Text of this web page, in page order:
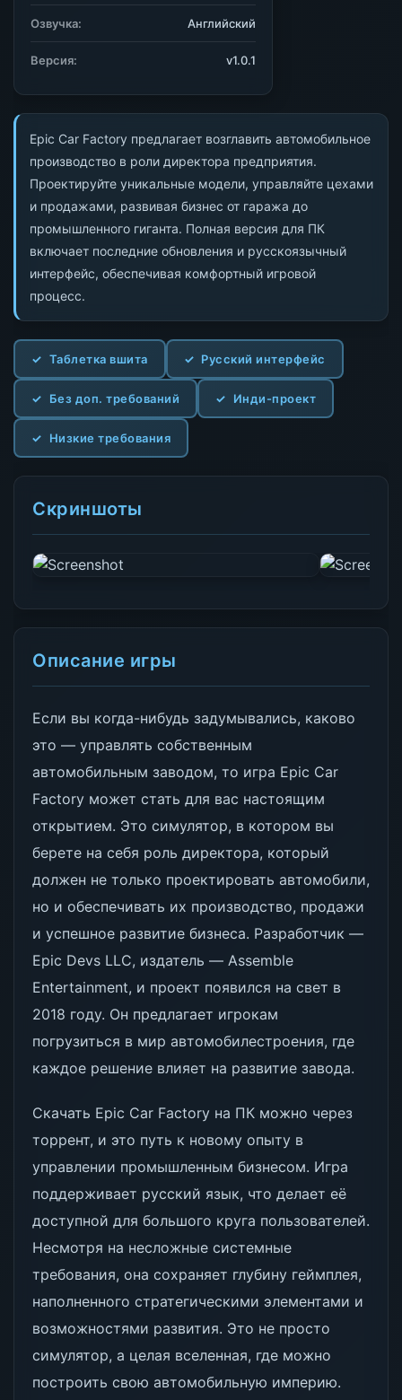
Epic Car Factory предлагает возглавить автомобильное
производство в роли директора предприятия.
Проектируйте уникальные модели, управляйте цехами
и продажами, развивая бизнес от гаража до
промышленного гиганта. Полная версия для ПК
включает последние обновления и русскоязычный
интерфейс, обеспечивая комфортный игровой
процесс.
Таблетка вшита Русский интерфейс
Без доп. требований Инди-проект
Низкие требования
Скриншоты
Описание игры
Если вы когда-нибудь задумывались, каково
это — управлять собственным
автомобильным заводом, то игра Epic Car
Factory может стать для вас настоящим
открытием. Это симулятор, в котором вы
берете на себя роль директора, который
должен не только проектировать автомобили,
но и обеспечивать их производство, продажи
и успешное развитие бизнеса. Разработчик —
Epic Devs LLC, издатель — Assemble
Entertainment, и проект появился на свет в
2018 году. Он предлагает игрокам
погрузиться в мир автомобилестроения, где
каждое решение влияет на развитие завода.
Скачать Epic Car Factory на ПК можно через
торрент, и это путь к новому опыту в
управлении промышленным бизнесом. Игра
поддерживает русский язык, что делает её
доступной для большого круга пользователей.
Несмотря на несложные системные
требования, она сохраняет глубину геймплея,
наполненного стратегическими элементами и
возможностями развития. Это не просто
симулятор, а целая вселенная, где можно
построить свою автомобильную империю.
Озвучка: Английский
Версия: v1.0.1